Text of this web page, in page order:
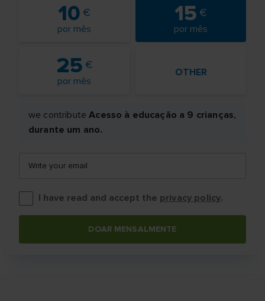
10
por mês
15
por mês
25
por mês
OTHER
we contributeAcesso à educação a 9 crianças,
durante um ano.
Write your email
I have read and accept the privacy policy.
DOAR MENSALMENTE